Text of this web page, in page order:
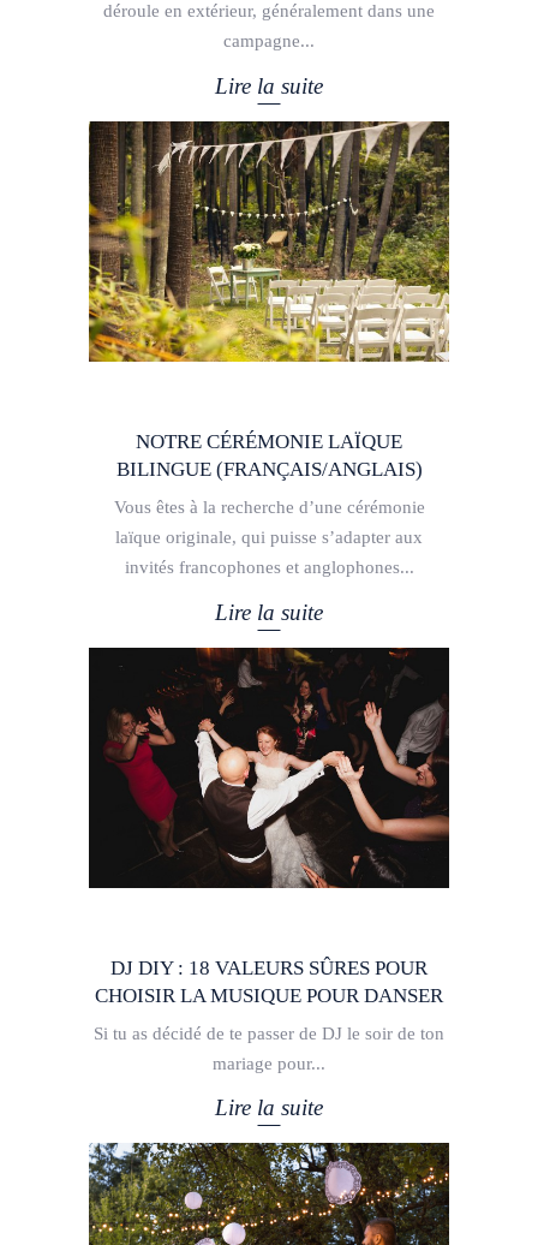
déroule en extérieur, généralement dans une
campagne
Lire la suite
NOTRE CÉRÉMONIE LAÏQUE
BILINGUE (FRANÇAIS/ANGLAIS)
Vous êtes à la recherche d’une cérémonie
laïque originale, qui puisse s’adapter aux
invités francophones et anglophones
Lire la suite
DJ DIY : 18 VALEURS SÛRES POUR
CHOISIR LA MUSIQUE POUR DANSER
Si tu as décidé de te passer de DJ le soir de ton
mariage pour
Lire la suite